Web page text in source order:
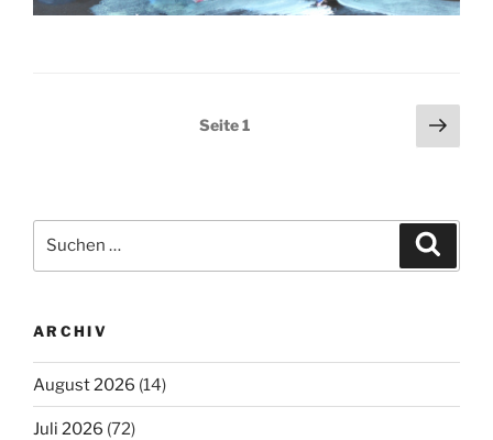
Seitennummerierung
Seite1
ARCHIV
August 2026 (14)
Juli 2026 (72)